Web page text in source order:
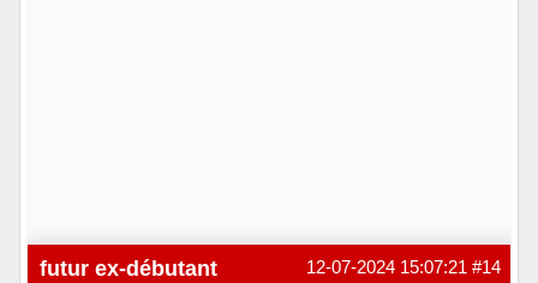
#14
12-07-2024 15:07:21
futur ex-débutant